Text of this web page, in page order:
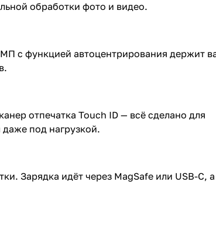
обработки фото и видео.
с функцией автоцентрирования держит
отпечатка Touch ID — всё сделано для
под нагрузкой.
Зарядка идёт через MagSafe или USB-C,